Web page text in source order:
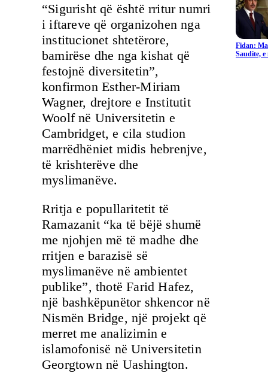
“Sigurisht që është rritur numri
i iftareve që organizohen nga
institucionet shtetërore,
bamirëse dhe nga kishat që
festojnë diversitetin”,
konfirmon Esther-Miriam
Wagner, drejtore e Institutit
Woolf në Universitetin e
Cambridget, e cila studion
marrëdhëniet midis hebrenjve,
të krishterëve dhe
myslimanëve.
Rritja e popullaritetit të
Ramazanit “ka të bëjë shumë
me njohjen më të madhe dhe
rritjen e barazisë së
myslimanëve në ambientet
publike”, thotë Farid Hafez,
një bashkëpunëtor shkencor në
Nismën Bridge, një projekt që
merret me analizimin e
islamofonisë në Universitetin
Georgtown në Uashington.
Fidan:
Saudite,